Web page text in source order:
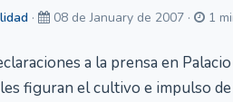
· 08 de January de 2007 · 1
a la prensa en
figuran el cultivo e impulso